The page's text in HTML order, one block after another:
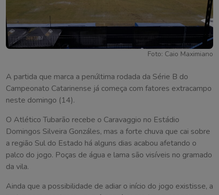
Foto: Caio Maximiano
A partida que marca a penúltima rodada da Série B do
Campeonato Catarinense já começa com fatores extracampo
neste domingo (14).
O Atlético Tubarão recebe o Caravaggio no Estádio
Domingos Silveira Gonzáles, mas a forte chuva que cai sobre
a região Sul do Estado há alguns dias acabou afetando o
palco do jogo. Poças de água e lama são visíveis no gramado
da vila.
Ainda que a possibilidade de adiar o início do jogo existisse, a